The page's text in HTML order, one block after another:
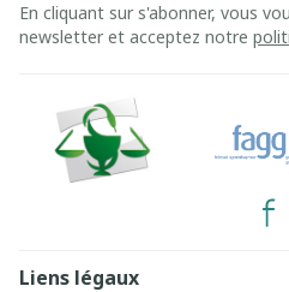
En cliquant sur s'abonner, vous
newsletter et acceptez notre
Liens légaux